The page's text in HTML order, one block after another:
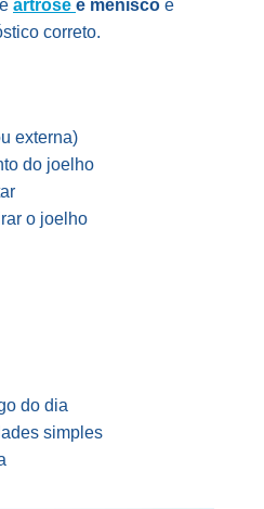
artrose e menisco é
correto.
externa)
do joelho
o joelho
do dia
simples